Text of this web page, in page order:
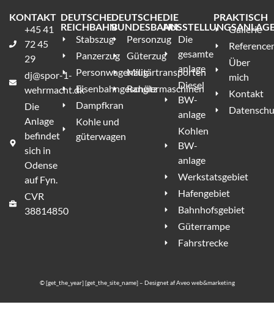
KONTAKT
+45 41
72 45
29
dj@spor-1-
wehrmacht.dk
Die
Anlage
befindet
sich in
Odense
auf Fyn.
CVR
38814850
DEUTSCHE
REICHBAHN
Stabszug
Panzerzug
Personwagenzug
Eisenbahngeschütz
Dampfkran
Kohle und
güterwagen
DEUTSCHE
BUNDESBAHN
Personzug
Güterzug
Militärtransporten
Rangiermaschinen
DIE
Die
gesamte
anlage
Diesel
BW-
anlage
Kohlen
BW-
anlage
Werkstatsgebiet
Hafengebiet
Bahnhofsgebiet
Güterrampe
Fahrstrecke
PRAKTISCH
Gallerie
Über
mich
Kontakt
© [get_the_year] [get_the_site_name] – Designet afAveo web&marketing